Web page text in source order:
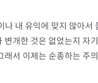
내 유익에 맞지 않아
개한 것은 없었는지 자
서 이제는 순종하는 주